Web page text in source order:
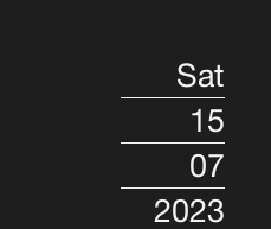
Sat
15
07
2023